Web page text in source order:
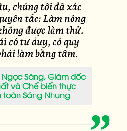
chúngtôiđã xác
tắc: Làm nông
đượclàmthử.
cótưduy, cóquy
làmbằngtâm.
Sáng, Giám đốc
và Chế biến thực
toàn Sáng Nhung